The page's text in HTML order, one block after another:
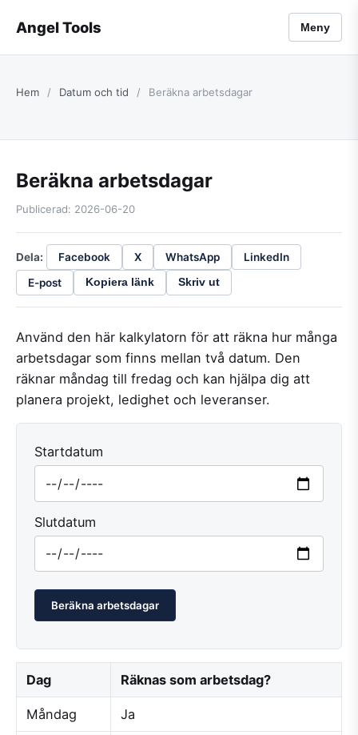
Angel Tools Meny
Hem / Datum och tid / Beräkna arbetsdagar
Beräkna arbetsdagar
Publicerad: 2026-06-20
Dela: Facebook X WhatsApp
LinkedIn
E-post
Kopiera länk Skriv ut
Använd den här kalkylatorn för att räkna hur många
arbetsdagar som finns mellan två datum. Den
räknar måndag till fredag och kan hjälpa dig att
planera projekt, ledighet och leveranser.
Startdatum
Slutdatum
Beräkna arbetsdagar
Dag Räknas som arbetsdag?
Måndag Ja